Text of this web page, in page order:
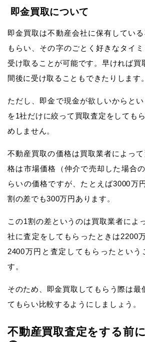
即金買取について
即金買取は不動産会社に保有してい
もらい、その字のごとく好きなタイ
受け取ることが可能です。早ければ買
間後に受け取ることもできたりします。
ただし、即金で現金が欲しいからと
を1社だけに絞って買取査定をしても
めしません。
不動産買取の価格は買取業者によっ
格は市場価格（仲介で売却した場合
らいの価格ですが、たとえば3000万
割の差でも300万円あります。
この1割の差というのは買取業者によ
社に査定をしてもらったときは2200
2400万円と査定してもらったという
す。
そのため、即金買取してもらう際は最
てもらい比較するようにしましょう。
不動産買取査定をする前